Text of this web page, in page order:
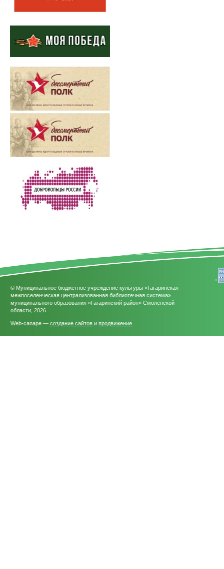
© Муниципальное бюджетное учреждение культуры «Гагаринская
межпоселенческая централизованная библиотечная система»
муниципального образования «Гагаринский район» Смоленской
области, 2026
Web-canape — создание сайтов и продвижение
'